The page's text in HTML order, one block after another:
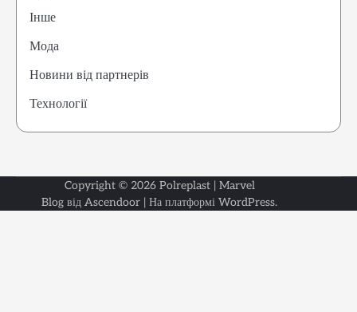
Інше
Мода
Новини від партнерів
Технології
Copyright © 2026 Polreplast| Marvel
Blog від Ascendoor | На платформі WordPress.